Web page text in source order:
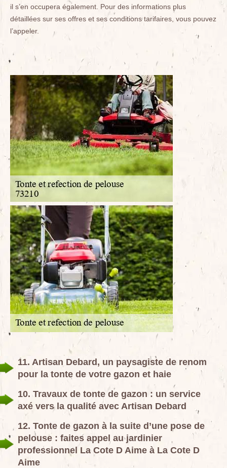
il s’en occupera également. Pour des informations plus
détaillées sur ses offres et ses conditions tarifaires, vous pouvez
l’appeler.
11. Artisan Debard, un paysagiste de renom
pour la tonte de votre gazon et haie
10. Travaux de tonte de gazon : un service
axé vers la qualité avec Artisan Debard
12. Tonte de gazon à la suite d’une pose de
pelouse : faites appel au jardinier
professionnel La Cote D Aime à La Cote D
Aime